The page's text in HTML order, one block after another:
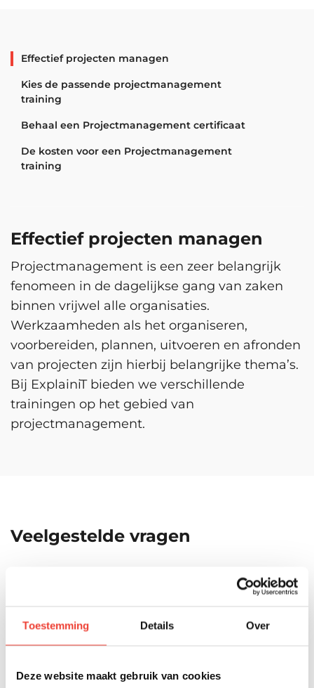
Toestemming Details Over
Deze website maakt gebruik van cookies
Effectief projecten managen
Kies de passende projectmanagement
training
Behaal een Projectmanagement certificaat
De kosten voor een Projectmanagement
training
Effectief projecten managen
Projectmanagement is een zeer belangrijk
fenomeen in de dagelijkse gang van zaken
binnen vrijwel alle organisaties.
Werkzaamheden als het organiseren,
voorbereiden, plannen, uitvoeren en afronden
van projecten zijn hierbij belangrijke thema’s.
Bij ExplainiT bieden we verschillende
trainingen op het gebied van
projectmanagement.
Veelgestelde vragen
plannen, uitvoeren, bewaken en beheren
bereiken binnen een bepaald tijdsbestek,